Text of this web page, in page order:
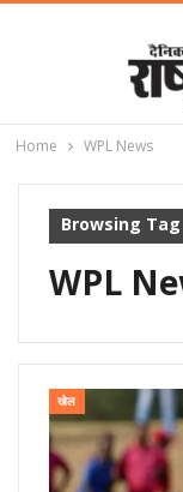
Home WPL News
Browsing Tag
WPL
खेल